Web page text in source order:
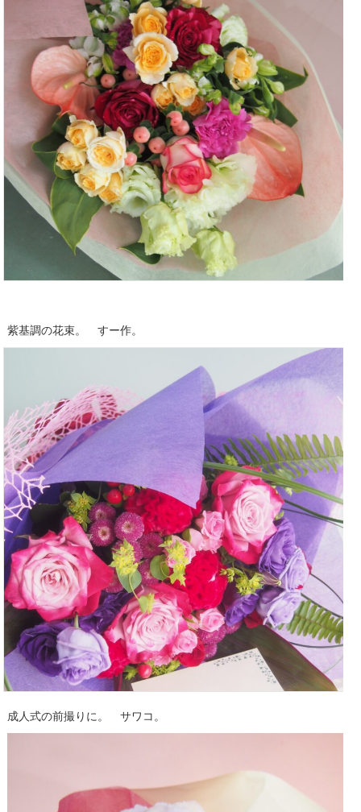
紫基調の花束。 すー作。
成人式の前撮りに。 サワコ。